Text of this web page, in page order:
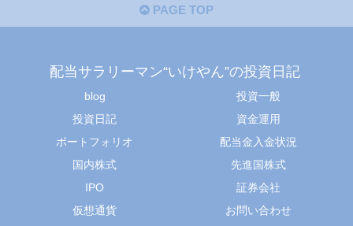
PAGE TOP
配当サラリーマン“いけやん”の投資日記 ​
blog
投資一般
投資日記
資金運用
ポートフォリオ
配当金入金状況
国内株式
先進国株式
IPO
証券会社
仮想通貨
お問い合わせ